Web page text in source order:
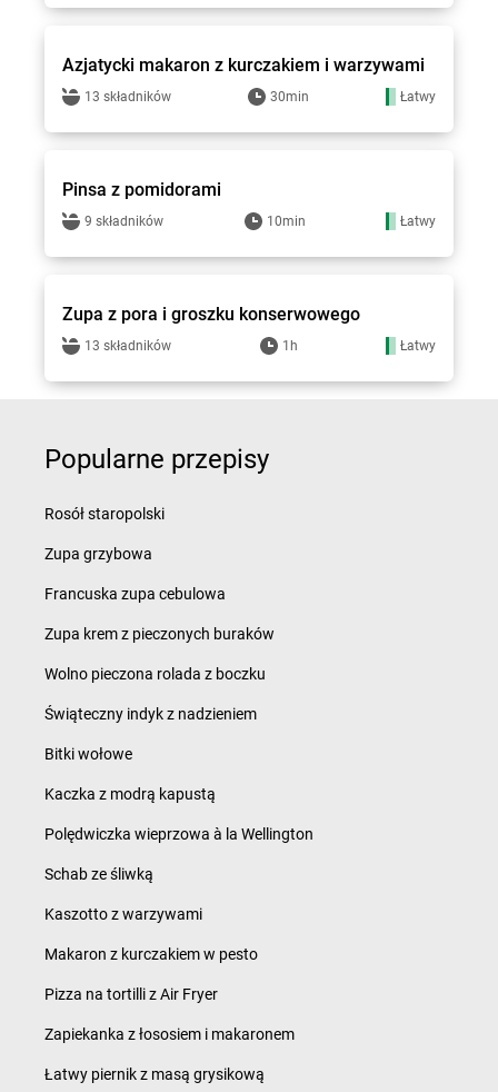
Groszek - przepisy
Azjatycki makaron z kurczakiem i warzywami
13 składników 30min Łatwy
Groszek - przepisy
Pinsa z pomidorami
9 składników 10min Łatwy
Groszek - przepisy
Zupa z pora i groszku konserwowego
13 składników 1h Łatwy
Popularne przepisy
Rosół staropolski
Zupa grzybowa
Francuska zupa cebulowa
Zupa krem z pieczonych buraków
Wolno pieczona rolada z boczku
Świąteczny indyk z nadzieniem
Bitki wołowe
Kaczka z modrą kapustą
Polędwiczka wieprzowa à la Wellington
Schab ze śliwką
Kaszotto z warzywami
Makaron z kurczakiem w pesto
Pizza na tortilli z Air Fryer
Zapiekanka z łososiem i makaronem
Łatwy piernik z masą grysikową